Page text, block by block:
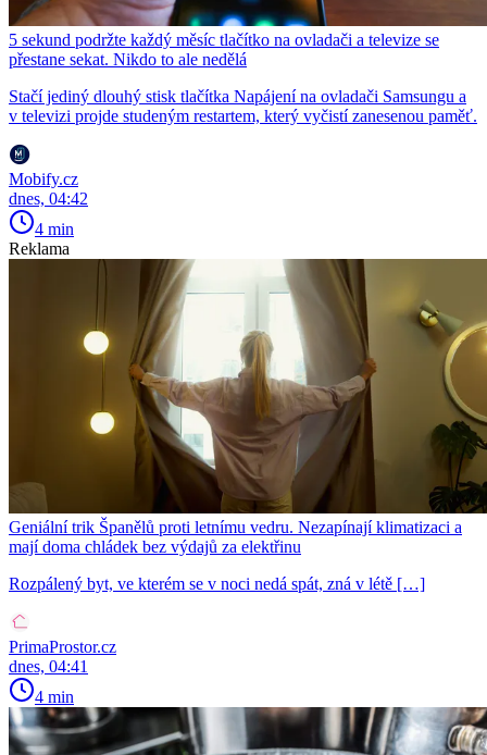
5 sekund podržte každý měsíc tlačítko na ovladači a televize se
přestane sekat. Nikdo to ale nedělá
Stačí jediný dlouhý stisk tlačítka Napájení na ovladači Samsungu a
v televizi projde studeným restartem, který vyčistí zanesenou paměť.
Mobify.cz
dnes, 04:42
4 min
Reklama
Geniální trik Španělů proti letnímu vedru. Nezapínají klimatizaci a
mají doma chládek bez výdajů za elektřinu
Rozpálený byt, ve kterém se v noci nedá spát, zná v létě […]
PrimaProstor.cz
dnes, 04:41
4 min